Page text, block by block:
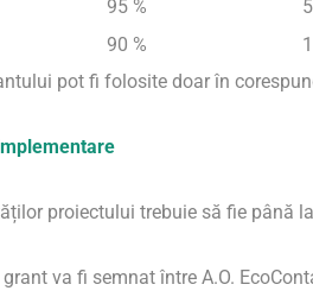
95 %
90 %
pot fi folosite doar în
proiectului trebuie să fie până
va fi semnat între A.O.